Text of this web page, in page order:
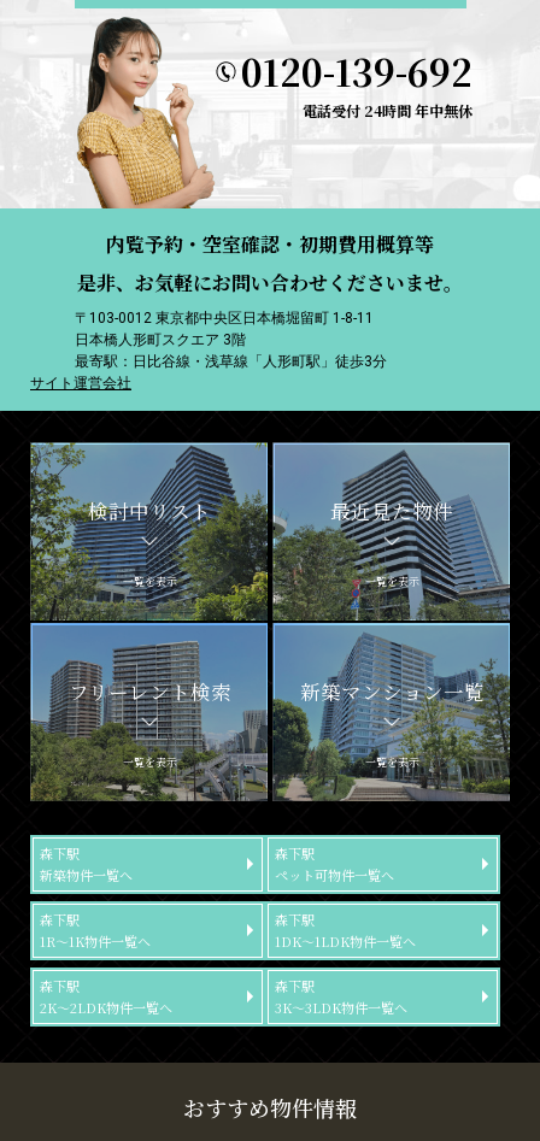
0120-139-692
電話受付 24時間 年中無休
内覧予約・空室確認・初期費用概算等
是非、お気軽にお問い合わせくださいませ。
〒103-0012 東京都中央区日本橋堀留町 1-8-11
日本橋人形町スクエア 3階
最寄駅：日比谷線・浅草線「人形町駅」徒歩3分
サイト運営会社
検討中リスト
一覧を表示
最近見た物件
一覧を表示
フリーレント検索
一覧を表示
新築マンション一覧
一覧を表示
森下駅
新築物件一覧へ
森下駅
ペット可物件一覧へ
森下駅
1R～1K物件一覧へ
森下駅
1DK～1LDK物件一覧へ
森下駅
2K～2LDK物件一覧へ
森下駅
3K～3LDK物件一覧へ
おすすめ物件情報